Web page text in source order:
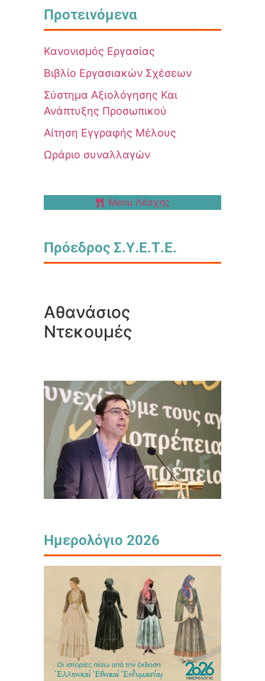
Προτεινόμενα
Κανονισμός Εργασίας
Βιβλίο Εργασιακών Σχέσεων
Σύστημα Αξιολόγησης Και
Ανάπτυξης Προσωπικού
Αίτηση Εγγραφής Μέλους
Ωράριο συναλλαγών
Menu Λέσχης
Πρόεδρος Σ.Υ.Ε.Τ.Ε.
Αθανάσιος
Ντεκουμές
Ημερολόγιο 2026